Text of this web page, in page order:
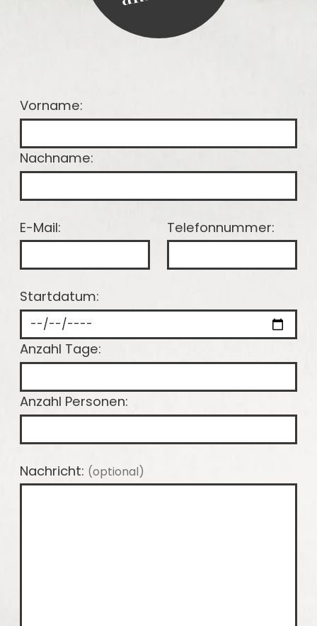
Vorname:
Nachname:
E-Mail: Telefonnummer:
Startdatum:
Anzahl Tage:
Anzahl Personen:
Nachricht: (optional)